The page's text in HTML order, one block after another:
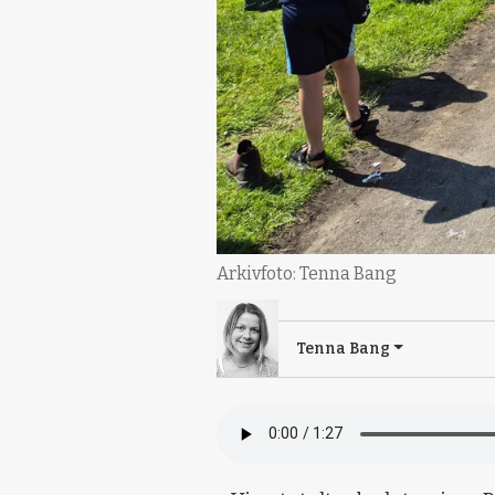
Arkivfoto: Tenna Bang
Tenna Bang